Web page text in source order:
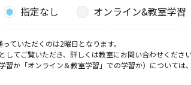
川町３３１－１ キ
教室
木 土
日
指定なし オンライン&教室学習
ていただくのは2曜日となります。
てご覧いただき、詳しくは教室にお問い合わせくださ
か「オンライン＆教室学習」での学習か）については